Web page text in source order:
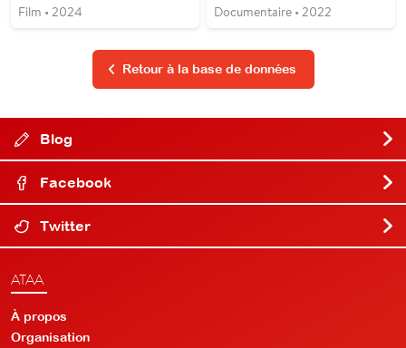
Film • 2024 Documentaire • 2022
Retour à la base de données
Blog
Facebook
Twitter
ATAA
À propos
Organisation